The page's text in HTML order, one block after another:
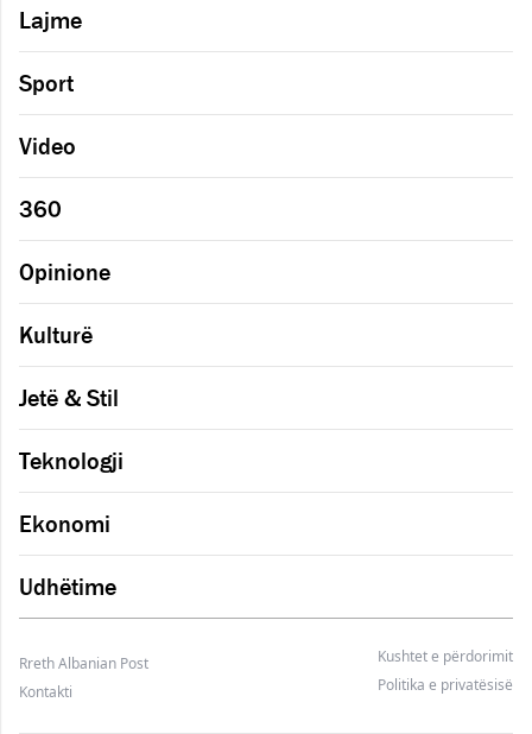
Lajme
Sport
Video
360
Opinione
Kulturë
Jetë & Stil
Teknologji
Ekonomi
Udhëtime
Rreth Albanian Post
Kushtet e përdorimit
Kontakti
Politika e privatësisë